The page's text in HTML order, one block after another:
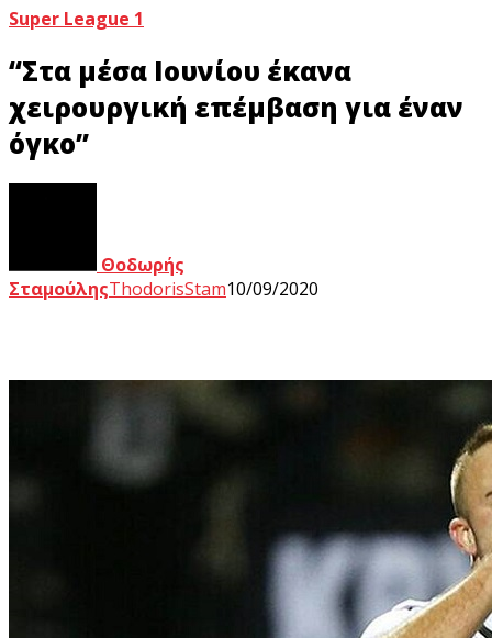
Super League 1
“Στα μέσα Ιουνίου έκανα
χειρουργική επέμβαση για έναν
όγκο”
Θοδωρής
ΣταμούληςThodorisStam10/09/2020